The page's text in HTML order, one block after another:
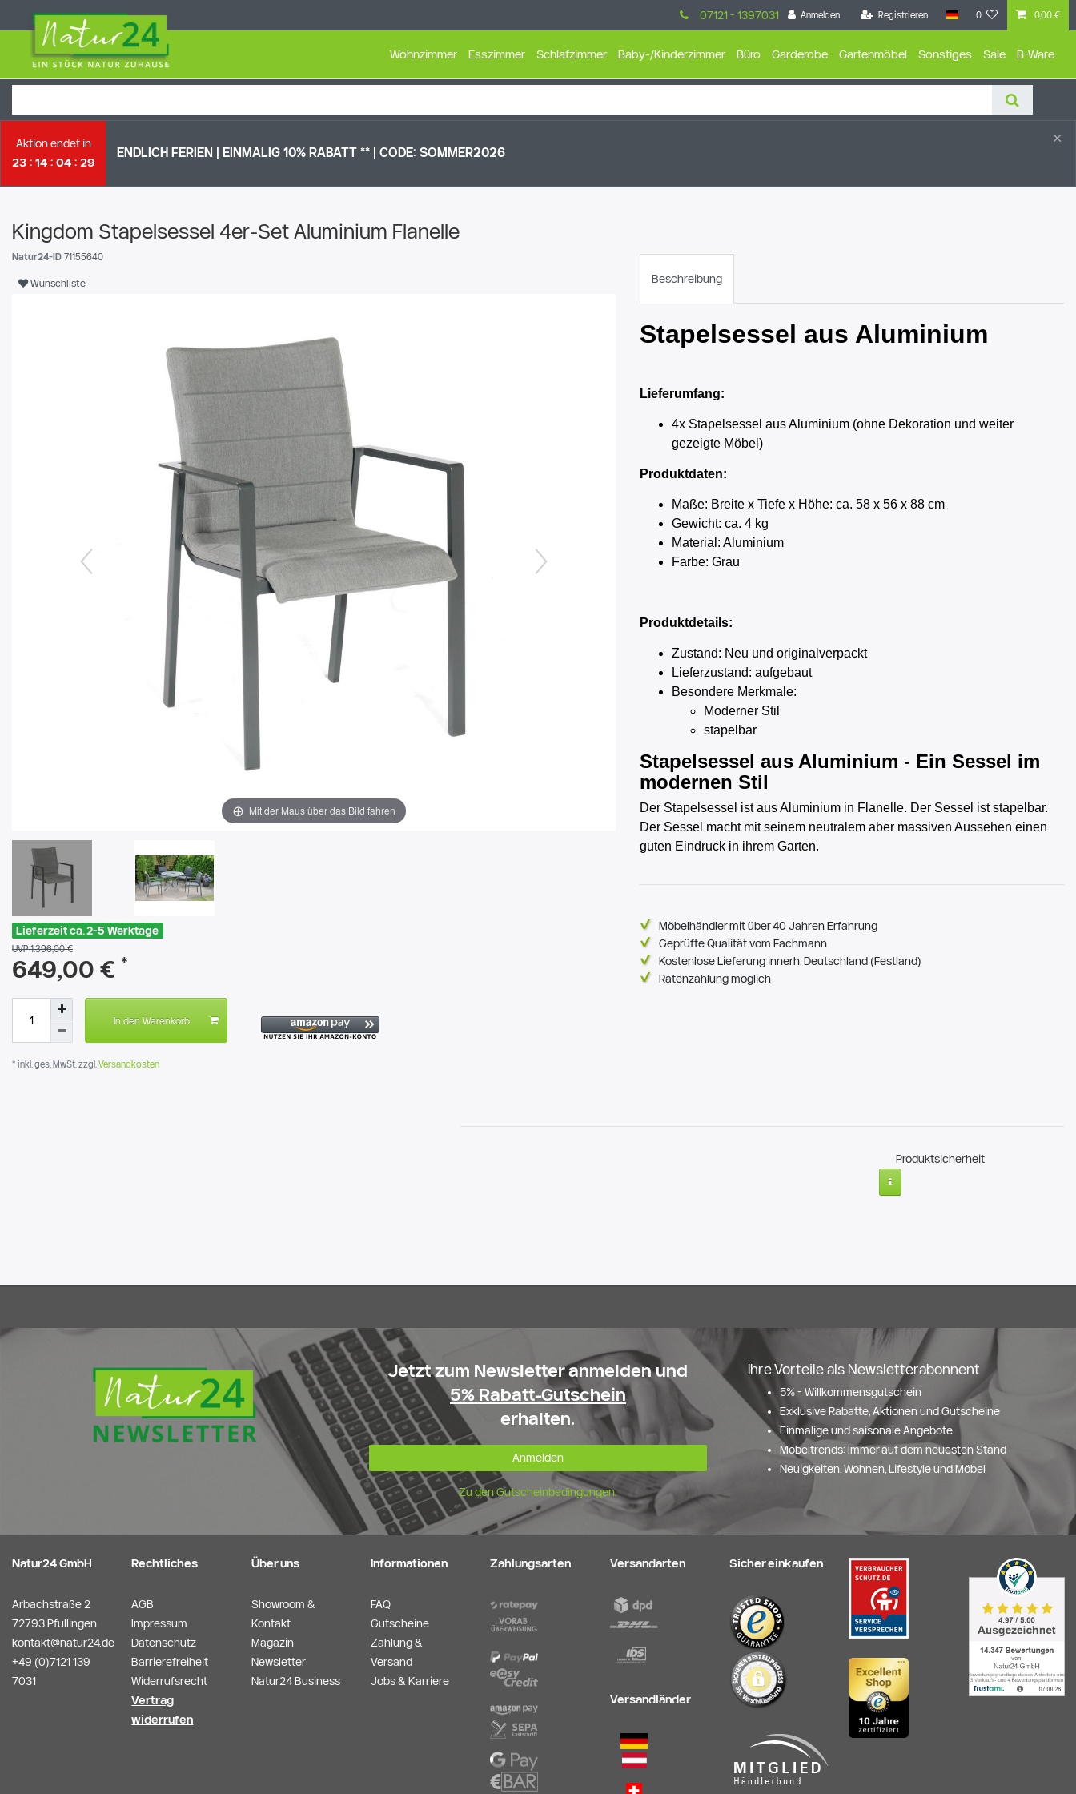
Anmelden Registrieren 0 0,00 €
07121 - 1397031
Wohnzimmer Esszimmer Schlafzimmer Baby-/Kinderzimmer Büro Garderobe Gartenmöbel Sonstiges Sale B-Ware
Aktion endet in
23
14 04 28
ENDLICH FERIEN | EI NMALIG 10% RABATT ** | CODE: SOMMER2026
×
Kingdom Stapelsessel 4er-Set Aluminium Flanelle
Natur24-ID 71155640
Wunschliste
Mit der Maus über das Bild fahren
Lieferzeit ca. 2-5 Werktage
UVP 1.396,00 €
649,00 € *
In den Warenkorb
* inkl. ges. MwSt. zzgl. Versandkosten
Beschreibung
Stapelsessel aus Aluminium
Lieferumfang:
4x Stapelsessel aus Aluminium (ohne Dekoration und weiter
gezeigte Möbel)
Produktdaten:
Maße: Breite x Tiefe x Höhe: ca. 58 x 56 x 88 cm
Gewicht: ca. 4 kg
Material: Aluminium
Farbe: Grau
Produktdetails:
Zustand: Neu und originalverpackt
Lieferzustand: aufgebaut
Besondere Merkmale:
Moderner Stil
stapelbar
Stapelsessel aus Aluminium - Ein Sessel im
modernen Stil
Der Stapelsessel ist aus Aluminium in Flanelle. Der Sessel ist stapelbar.
Der Sessel macht mit seinem neutralem aber massiven Aussehen einen
guten Eindruck in ihrem Garten.
Möbelhändler mit über 40 Jahren Erfahrung
Geprüfte Qualität vom Fachmann
Kostenlose Lieferung innerh. Deutschland (Festland)
Ratenzahlung möglich
Produktsicherheit
Jetzt zum Newsletter anmelden und
5% Rabatt-Gutschein
erhalten.
Anmelden
Zu den Gutscheinbedingungen.
Ihre Vorteile als Newsletterabonnent
5% - Willkommensgutschein
Exklusive Rabatte, Aktionen und Gutscheine
Einmalige und saisonale Angebote
Möbeltrends: Immer auf dem neuesten Stand
Neuigkeiten, Wohnen, Lifestyle und Möbel
Natur24 GmbH
Arbachstraße 2
72793 Pfullingen
kontakt@natur24.de
+49 (0)7121 139
7031
Rechtliches
AGB
Impressum
Datenschutz
Barrierefreiheit
Widerrufsrecht
Vertrag
widerrufen
Über uns
Showroom &
Kontakt
Magazin
Newsletter
Natur24 Business
Informationen
FAQ
Gutscheine
Zahlung &
Versand
Jobs & Karriere
Zahlungsarten Versandarten
Versandländer
Sicher einkaufen